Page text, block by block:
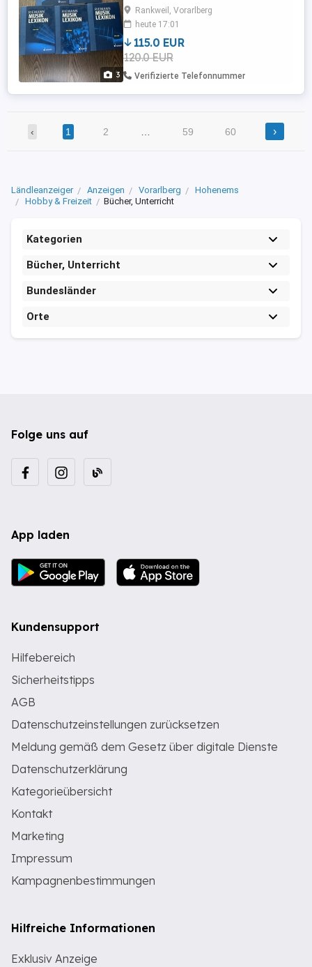
3
Neuauflage 2012 des Riemann
Musiklexikons bietet zuverlässige
Fachinformationen auf dem aktuellsten
Stand, erarbeitet von einem
internationalen Team renommierter
Wissenschaftler. Fünf handliche Bände
mit Leinenrücken und wertvollem
Silberkopfschnitt ...
Rankweil, Vorarlberg
heute 17:01
115.0 EUR
120.0 EUR
Verifizierte Telefonnummer
‹ 1 2 59 60 ›
Ländleanzeiger Anzeigen Vorarlberg
Hohenems
Hobby & Freizeit
Bücher, Unterricht
Kategorien
Bücher, Unterricht
Bundesländer
Orte
Folge uns auf
App laden
Kundensupport
Hilfebereich
Sicherheitstipps
AGB
Datenschutzeinstellungen zurücksetzen
Meldung gemäß dem Gesetz über digitale Dienste
Datenschutzerklärung
Kategorieübersicht
Kontakt
Marketing
Impressum
Kampagnenbestimmungen
Hilfreiche Informationen
Exklusiv Anzeige